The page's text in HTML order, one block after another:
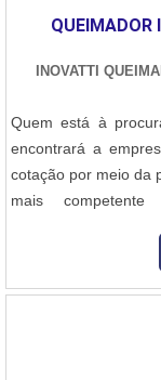
QUEIMADOR
INOVATTI
Quem está à
encontrará a
cotação por meio da
mais competente
por queimador
temperatura e
da venda à entrega